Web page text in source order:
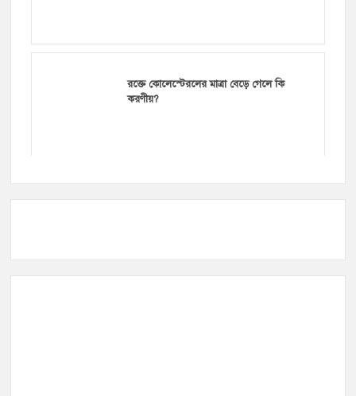
রক্তে কোলেস্টেরলের মাত্রা বেড়ে গেলে কি
করণীয়?